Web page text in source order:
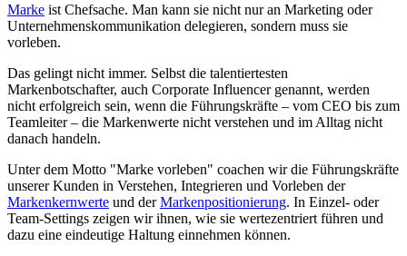
Marke ist Chefsache. Man kann sie nicht nur an Marketing oder
Unternehmenskommunikation delegieren, sondern muss sie
vorleben.
Das gelingt nicht immer. Selbst die talentiertesten
Markenbotschafter, auch Corporate Influencer genannt, werden
nicht erfolgreich sein, wenn die Führungskräfte – vom CEO bis zum
Teamleiter – die Markenwerte nicht verstehen und im Alltag nicht
danach handeln.
Unter dem Motto "Marke vorleben" coachen wir die Führungskräfte
unserer Kunden in Verstehen, Integrieren und Vorleben der
Markenkernwerte und derMarkenpositionierung. In Einzel- oder
Team-Settings zeigen wir ihnen, wie sie wertezentriert führen und
dazu eine eindeutige Haltung einnehmen können.